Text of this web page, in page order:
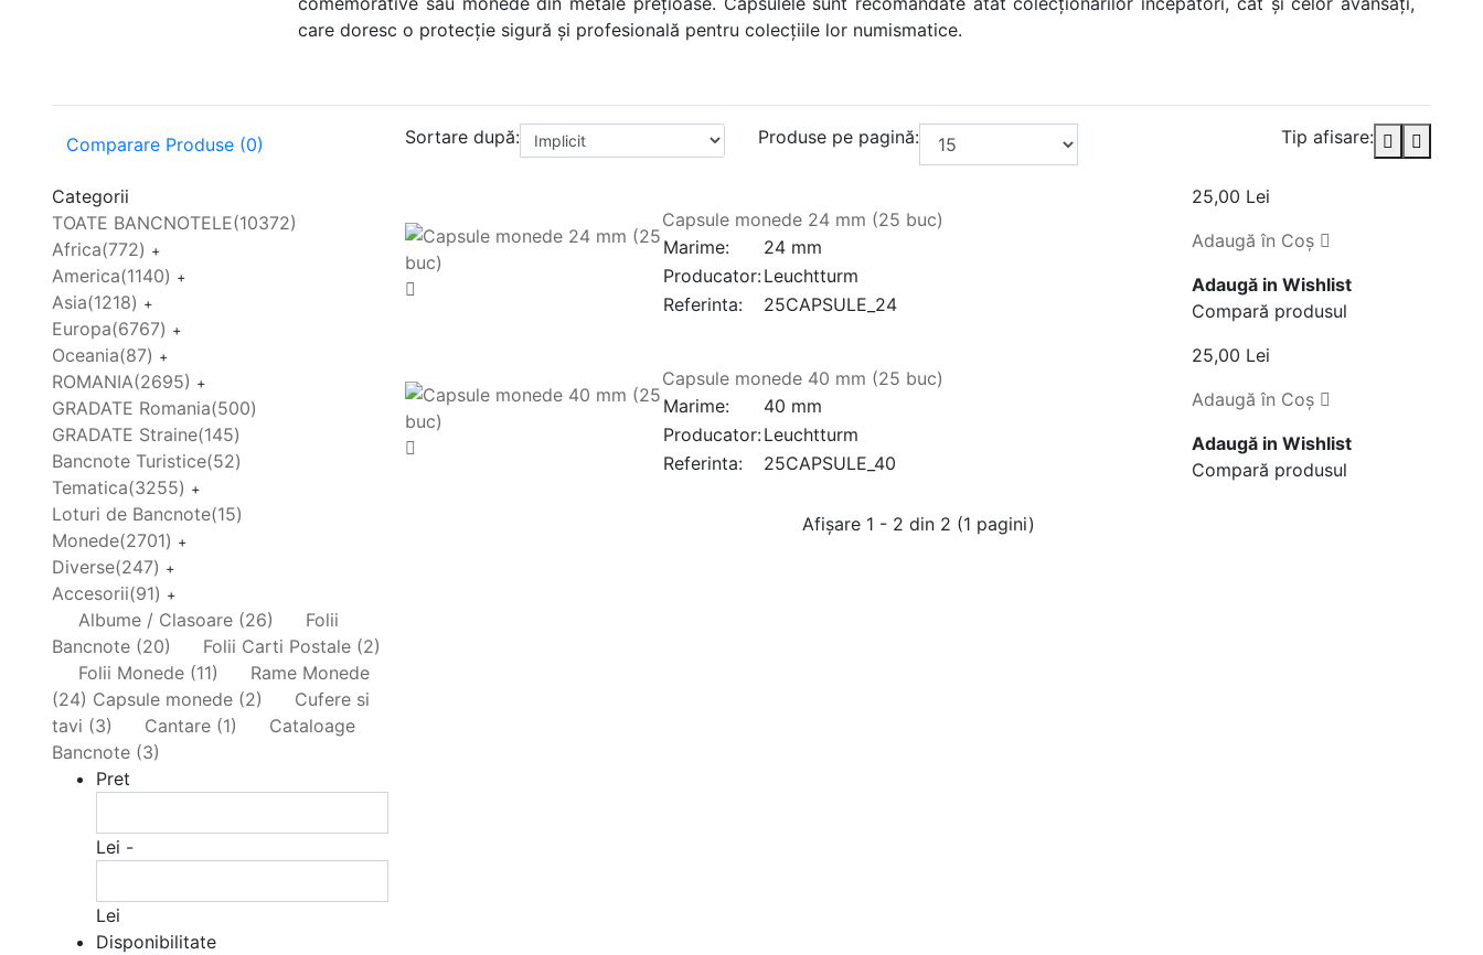
care doresc o protecție sigură și profesională pentru colecțiile lor numismatice.
Comparare Produse (0) Sortare după: Produse pe pagină: Tip afisare:
Categorii
TOATE BANCNOTELE(10372)
Africa(772) +
America(1140) +
Asia(1218) +
Europa(6767) +
Oceania(87) +
ROMANIA(2695) +
GRADATE Romania(500)
GRADATE Straine(145)
Bancnote Turistice(52)
Tematica(3255) +
Loturi de Bancnote(15)
Monede(2701) +
Diverse(247) +
Accesorii(91) +
Albume / Clasoare (26)
Folii
Bancnote (20) Folii Carti Postale (2)
Folii Monede (11)
Rame Monede
(24) Capsule monede (2)
Cufere si
tavi (3) Cantare (1)
Cataloage
Bancnote (3)
Pret
Lei -
Lei
Disponibilitate
Capsule monede 24 mm (25 buc)
Marime:
24 mm
Producator:Leuchtturm
Referinta:
25CAPSULE_24
25,00 Lei
Adaugă în Coş
Adaugă in Wishlist
Compară produsul
Capsule monede 40 mm (25 buc)
Marime:
40 mm
Producator:Leuchtturm
Referinta:
25CAPSULE_40
25,00 Lei
Adaugă în Coş
Adaugă in Wishlist
Compară produsul
Afişare 1 - 2 din 2 (1 pagini)